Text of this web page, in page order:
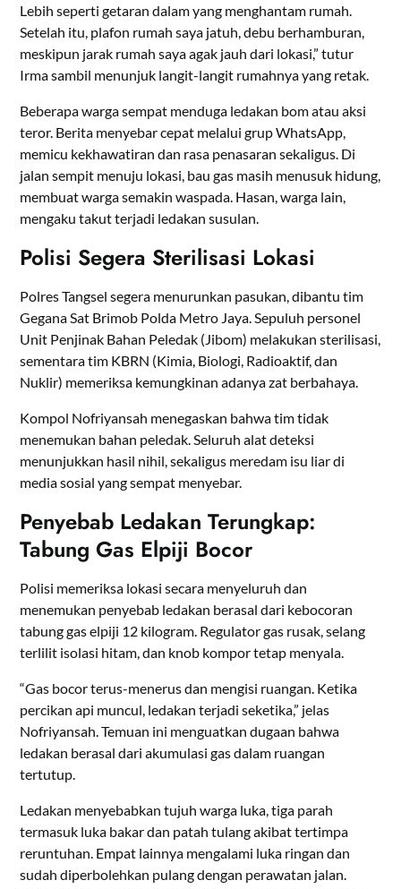
Lebih seperti getaran dalam yang menghantam rumah.
Setelah itu, plafon rumah saya jatuh, debu berhamburan,
meskipun jarak rumah saya agak jauh dari lokasi,” tutur
Irma sambil menunjuk langit-langit rumahnya yang retak.
Beberapa warga sempat menduga ledakan bom atau aksi
teror. Berita menyebar cepat melalui grup WhatsApp,
memicu kekhawatiran dan rasa penasaran sekaligus. Di
jalan sempit menuju lokasi, bau gas masih menusuk hidung,
membuat warga semakin waspada. Hasan, warga lain,
mengaku takut terjadi ledakan susulan.
Polisi Segera Sterilisasi Lokasi
Polres Tangsel segera menurunkan pasukan, dibantu tim
Gegana Sat Brimob Polda Metro Jaya. Sepuluh personel
Unit Penjinak Bahan Peledak (Jibom) melakukan sterilisasi,
sementara tim KBRN (Kimia, Biologi, Radioaktif, dan
Nuklir) memeriksa kemungkinan adanya zat berbahaya.
Kompol Nofriyansah menegaskan bahwa tim tidak
menemukan bahan peledak. Seluruh alat deteksi
menunjukkan hasil nihil, sekaligus meredam isu liar di
media sosial yang sempat menyebar.
Penyebab Ledakan Terungkap:
Tabung Gas Elpiji Bocor
Polisi memeriksa lokasi secara menyeluruh dan
menemukan penyebab ledakan berasal dari kebocoran
tabung gas elpiji 12 kilogram. Regulator gas rusak, selang
terlilit isolasi hitam, dan knob kompor tetap menyala.
“Gas bocor terus-menerus dan mengisi ruangan. Ketika
percikan api muncul, ledakan terjadi seketika,” jelas
Nofriyansah. Temuan ini menguatkan dugaan bahwa
ledakan berasal dari akumulasi gas dalam ruangan
tertutup.
Ledakan menyebabkan tujuh warga luka, tiga parah
termasuk luka bakar dan patah tulang akibat tertimpa
reruntuhan. Empat lainnya mengalami luka ringan dan
sudah diperbolehkan pulang dengan perawatan jalan.